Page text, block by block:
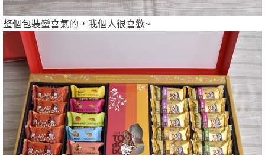
整個包裝蠻喜氣的，我個人很喜歡~